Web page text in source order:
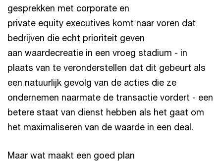
gesprekken met corporate en
private equity executives komt naar voren dat
bedrijven die echt prioriteit geven
aan waardecreatie in een vroeg stadium - in
plaats van te veronderstellen dat dit gebeurt als
een natuurlijk gevolg van de acties die ze
ondernemen naarmate de transactie vordert - een
betere staat van dienst hebben als het gaat om
het maximaliseren van de waarde in een deal.
Maar wat maakt een goed plan